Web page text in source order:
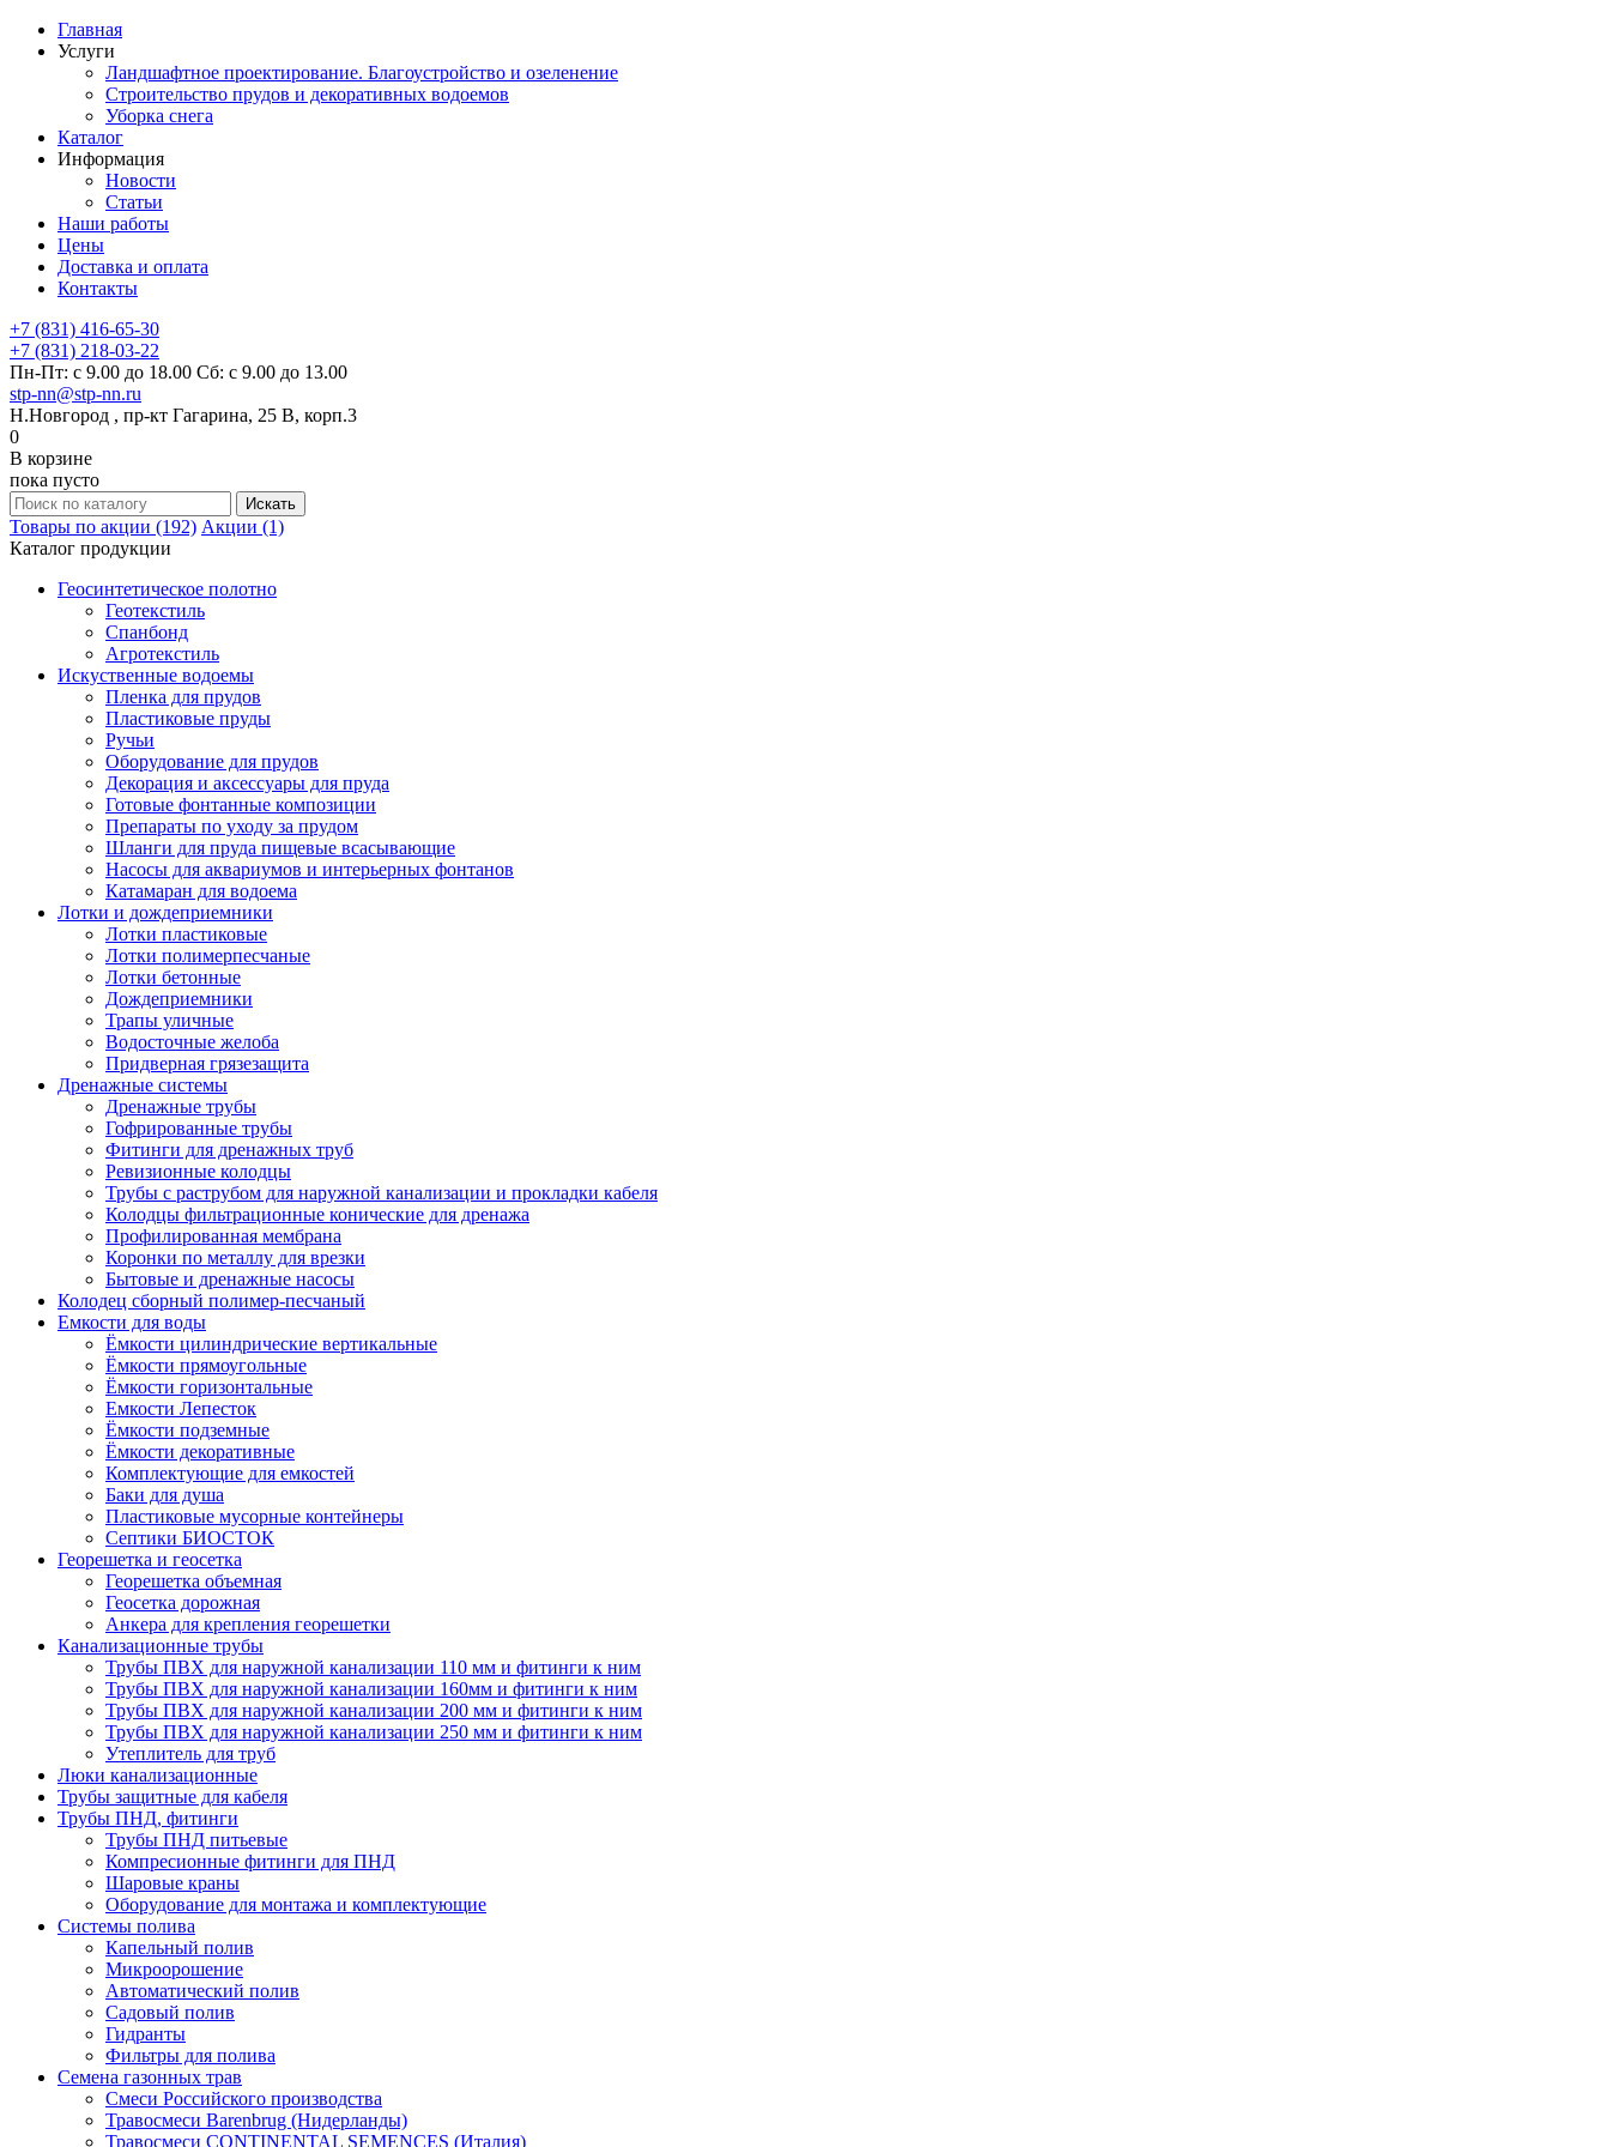
Главная
Услуги
Ландшафтное проектирование. Благоустройство и озеленение
Строительство прудов и декоративных водоемов
Уборка снега
Каталог
Информация
Новости
Статьи
Наши работы
Цены
Доставка и оплата
Контакты
+7 (831) 416-65-30
+7 (831) 218-03-22
Пн-Пт: с 9.00 до 18.00 Сб: с 9.00 до 13.00
stp-nn@stp-nn.ru
Н.Новгород , пр-кт Гагарина, 25 В, корп.3
0
В корзине
пока пусто
Товары по акции (192) Акции (1)
Каталог продукции
Геосинтетическое полотно
Геотекстиль
Спанбонд
Агротекстиль
Искуственные водоемы
Пленка для прудов
Пластиковые пруды
Ручьи
Оборудование для прудов
Декорация и аксессуары для пруда
Готовые фонтанные композиции
Препараты по уходу за прудом
Шланги для пруда пищевые всасывающие
Насосы для аквариумов и интерьерных фонтанов
Катамаран для водоема
Лотки и дождеприемники
Лотки пластиковые
Лотки полимерпесчаные
Лотки бетонные
Дождеприемники
Трапы уличные
Водосточные желоба
Придверная грязезащита
Дренажные системы
Дренажные трубы
Гофрированные трубы
Фитинги для дренажных труб
Ревизионные колодцы
Трубы с раструбом для наружной канализации и прокладки кабеля
Колодцы фильтрационные конические для дренажа
Профилированная мембрана
Коронки по металлу для врезки
Бытовые и дренажные насосы
Колодец сборный полимер-песчаный
Емкости для воды
Ёмкости цилиндрические вертикальные
Ёмкости прямоугольные
Ёмкости горизонтальные
Емкости Лепесток
Ёмкости подземные
Ёмкости декоративные
Комплектующие для емкостей
Баки для душа
Пластиковые мусорные контейнеры
Септики БИОСТОК
Георешетка и геосетка
Георешетка объемная
Геосетка дорожная
Анкера для крепления георешетки
Канализационные трубы
Трубы ПВХ для наружной канализации 110 мм и фитинги к ним
Трубы ПВХ для наружной канализации 160мм и фитинги к ним
Трубы ПВХ для наружной канализации 200 мм и фитинги к ним
Трубы ПВХ для наружной канализации 250 мм и фитинги к ним
Утеплитель для труб
Люки канализационные
Трубы защитные для кабеля
Трубы ПНД, фитинги
Трубы ПНД питьевые
Компресионные фитинги для ПНД
Шаровые краны
Оборудование для монтажа и комплектующие
Системы полива
Капельный полив
Микроорошение
Автоматический полив
Садовый полив
Гидранты
Фильтры для полива
Семена газонных трав
Смеси Российского производства
Травосмеси Barenbrug (Нидерланды)
Травосмеси CONTINENTAL SEMENCES (Италия)